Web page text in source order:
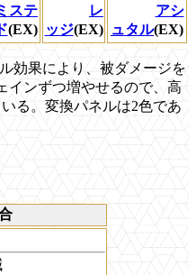
ステ
(EX)
レ
ッジ(EX)
アシ
ュタル(EX)
効果により、被ダメージを
インずつ増やせるので、高
る。変換パネルは2色であ